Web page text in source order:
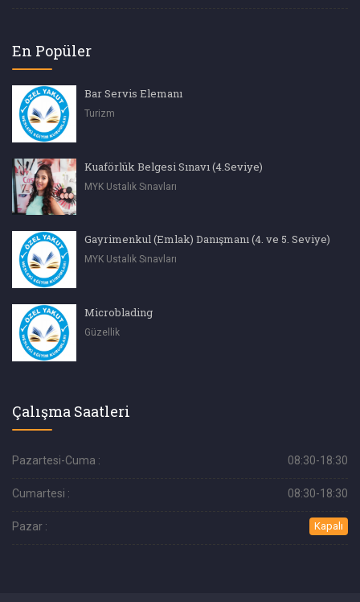
En Popüler
Bar Servis Elemanı
Turizm
Kuaförlük Belgesi Sınavı (4.Seviye)
MYK Ustalık Sınavları
Gayrimenkul (Emlak) Danışmanı (4. ve 5. Seviye)
MYK Ustalık Sınavları
Microblading
Güzellik
Çalışma Saatleri
Pazartesi-Cuma : 08:30-18:30
Cumartesi : 08:30-18:30
Pazar : Kapalı